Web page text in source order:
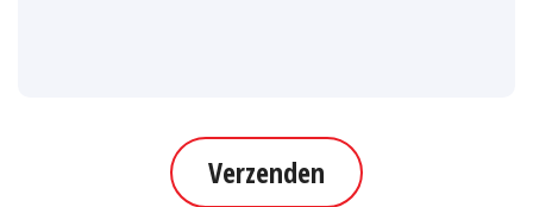
Verzenden